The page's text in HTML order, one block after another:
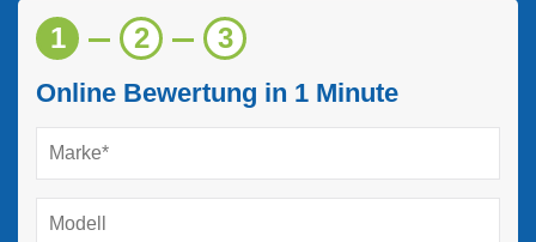
1 2 3
Online Bewertung in 1 Minute